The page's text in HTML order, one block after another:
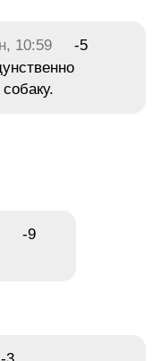
10:59
-5
-9